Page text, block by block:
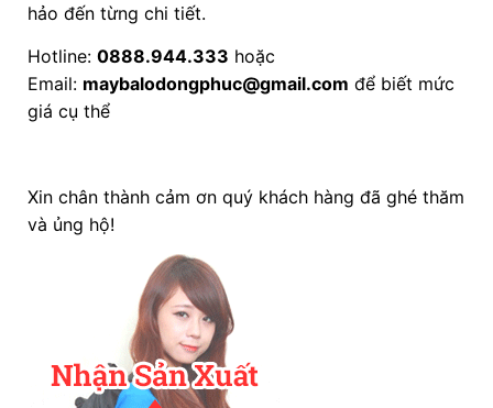
hảo đến từng chi tiết.
Hotline: 0888.944.333 hoặc
Email: maybalodongphuc@gmail.com để biết mức
giá cụ thể
Xin chân thành cảm ơn quý khách hàng đã ghé thăm
và ủng hộ!